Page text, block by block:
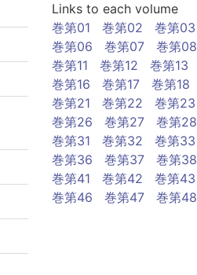
Links to each volume
巻第01
巻第02 巻第03
巻第06
巻第07 巻第08
巻第11
巻第12 巻第13
巻第16
巻第17 巻第18
巻第21
巻第22 巻第23
巻第26
巻第27 巻第28
巻第31
巻第32 巻第33
巻第36
巻第37 巻第38
巻第41
巻第42 巻第43
巻第46
巻第47 巻第48